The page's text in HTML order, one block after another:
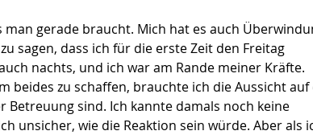
gerade braucht. Mich hat es auch
sagen, dass ich für die erste Zeit den Freitag
nachts, und ich war am Rande meiner Kräfte.
beides zu schaffen, brauchte ich die Aussicht auf
sind. Ich kannte damals noch keine
unsicher, wie die Reaktion sein würde. Aber als